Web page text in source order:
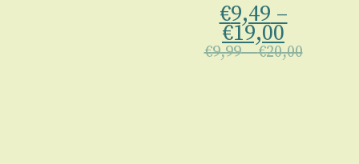
€9,49 –
€19,00
€9,99–€20,00